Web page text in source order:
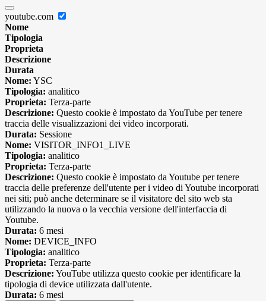
youtube.com
Nome
Tipologia
Proprieta
Descrizione
Durata
Nome: YSC
Tipologia: analitico
Proprieta: Terza-parte
Descrizione: Questo cookie è impostato da YouTube per tenere
traccia delle visualizzazioni dei video incorporati.
Durata: Sessione
Nome: VISITOR_INFO1_LIVE
Tipologia: analitico
Proprieta: Terza-parte
Descrizione: Questo cookie è impostato da Youtube per tenere
traccia delle preferenze dell'utente per i video di Youtube incorporati
nei siti; può anche determinare se il visitatore del sito web sta
utilizzando la nuova o la vecchia versione dell'interfaccia di
Youtube.
Durata: 6 mesi
Nome: DEVICE_INFO
Tipologia: analitico
Proprieta: Terza-parte
Descrizione: YouTube utilizza questo cookie per identificare la
tipologia di device utilizzata dall'utente.
Durata: 6 mesi